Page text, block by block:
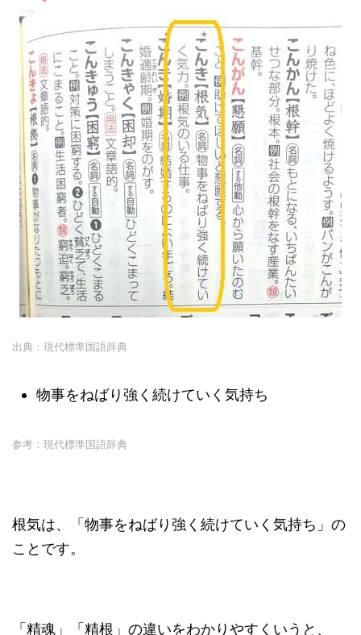
出典：現代標準国語辞典
物事をねばり強く続けていく気持ち
参考：現代標準国語辞典
根気は、「物事をねばり強く続けていく気持ち」の
ことです。
「精魂」「精根」の違いをわかりやすくいうと、